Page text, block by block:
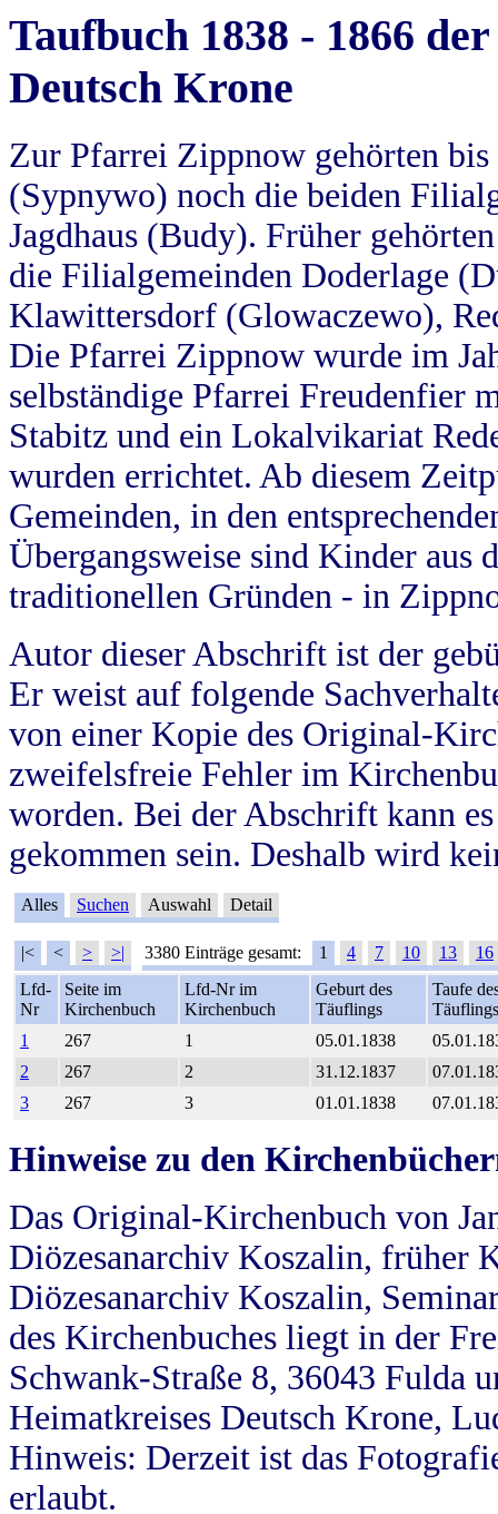
Taufbuch 1838 - 1866
Deutsch Krone
Zur Pfarrei Zippnow gehörten
(Sypnywo) noch die beiden
Jagdhaus (Budy). Früher
die Filialgemeinden Doderlage
Klawittersdorf (Glowaczewo),
Die Pfarrei Zippnow wurde im
selbständige Pfarrei Freudenfier
Stabitz und ein Lokalvikariat
wurden errichtet. Ab diesem
Gemeinden, in den
Übergangsweise sind Kinder aus
traditionellen Gründen - in
Autor dieser Abschrift ist der
Er weist auf folgende
von einer Kopie des Original-
zweifelsfreie Fehler im
worden. Bei der Abschrift kann
gekommen sein. Deshalb wird
Alles Suchen Auswahl Detail
|< < > >| 3380 Einträge gesamt: 1 4 7 10 13
16
Lfd-
Nr
Seite im
Kirchenbuch
Lfd-Nr im
Kirchenbuch
Geburt des
Täuflings
Taufe
Täuflings
1
267 1 05.01.1838
2
267 2 31.12.1837
3
267 3 01.01.1838
Hinweise zu den
Das Original-Kirchenbuch von
Diözesanarchiv Koszalin, früher
Diözesanarchiv Koszalin,
des Kirchenbuches liegt in der
Schwank-Straße 8, 36043 Fulda
Heimatkreises Deutsch Krone,
Hinweis: Derzeit ist das
erlaubt.